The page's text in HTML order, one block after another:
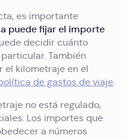
es importante
puede fijar el importe
decidir cuánto
También
el kilometraje en el
de gastos de viaje.
no está regulado,
Los importes que
a números